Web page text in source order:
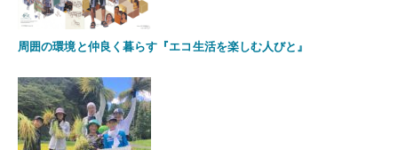
周囲の環境と仲良く暮らす『エコ生活を楽しむ人びと』